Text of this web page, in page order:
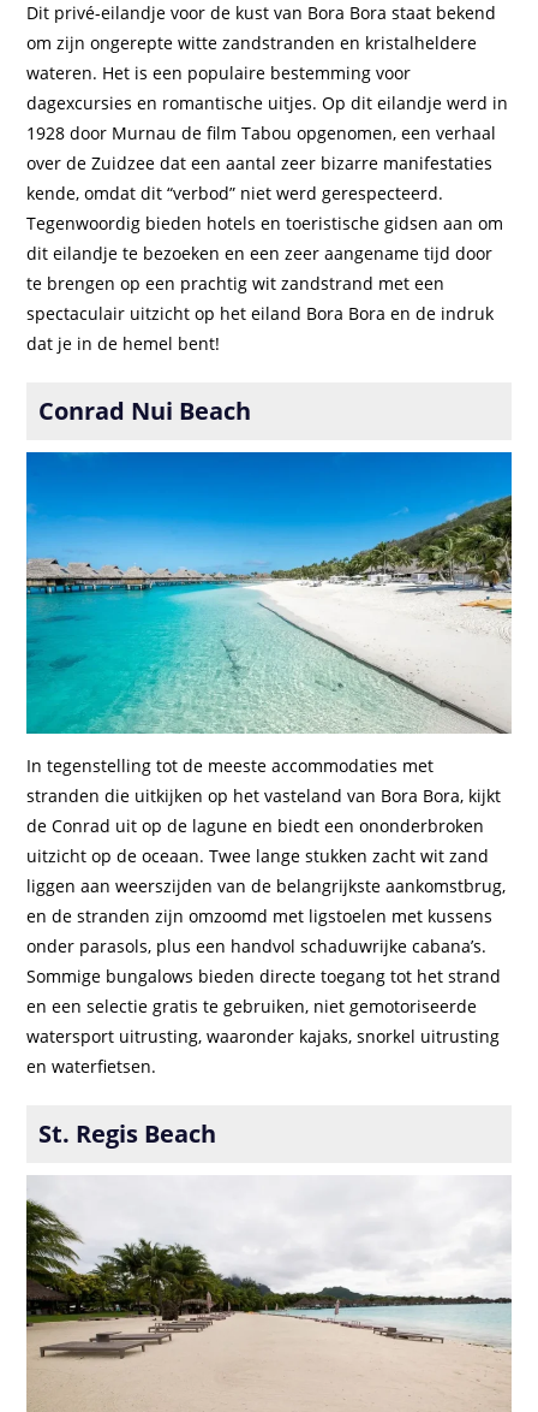
Dit privé-eilandje voor de kust van Bora Bora staat bekend
om zijn ongerepte witte zandstranden en kristalheldere
wateren. Het is een populaire bestemming voor
dagexcursies en romantische uitjes. Op dit eilandje werd in
1928 door Murnau de film Tabou opgenomen, een verhaal
over de Zuidzee dat een aantal zeer bizarre manifestaties
kende, omdat dit “verbod” niet werd gerespecteerd.
Tegenwoordig bieden hotels en toeristische gidsen aan om
dit eilandje te bezoeken en een zeer aangename tijd door
te brengen op een prachtig wit zandstrand met een
spectaculair uitzicht op het eiland Bora Bora en de indruk
dat je in de hemel bent!
Conrad Nui Beach
In tegenstelling tot de meeste accommodaties met
stranden die uitkijken op het vasteland van Bora Bora, kijkt
de Conrad uit op de lagune en biedt een ononderbroken
uitzicht op de oceaan. Twee lange stukken zacht wit zand
liggen aan weerszijden van de belangrijkste aankomstbrug,
en de stranden zijn omzoomd met ligstoelen met kussens
onder parasols, plus een handvol schaduwrijke cabana’s.
Sommige bungalows bieden directe toegang tot het strand
en een selectie gratis te gebruiken, niet gemotoriseerde
watersport uitrusting, waaronder kajaks, snorkel uitrusting
en waterfietsen.
St. Regis Beach